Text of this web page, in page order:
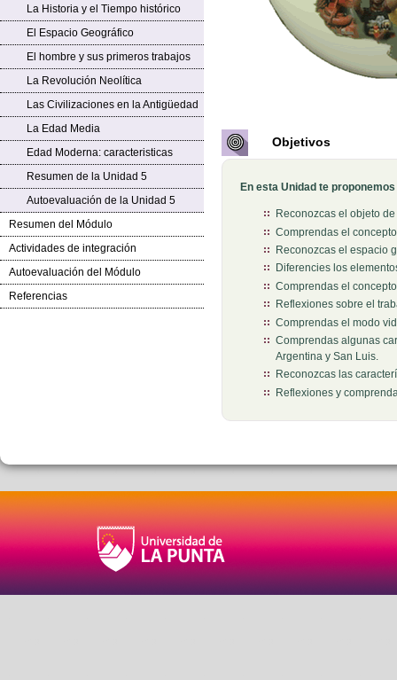
La Historia y el Tiempo histórico
El Espacio Geográfico
El hombre y sus primeros trabajos
La Revolución Neolítica
Las Civilizaciones en la Antigüedad
La Edad Media
Edad Moderna: caracteristicas
Resumen de la Unidad 5
Autoevaluación de la Unidad 5
Resumen del Módulo
Actividades de integración
Autoevaluación del Módulo
Referencias
Objetivos
En esta Unidad te
Reconozcas el objeto
Comprendas el
Reconozcas el espacio
Diferencies los
Comprendas el
Reflexiones sobre el
Comprendas el modo
Comprendas algunas
Argentina y San Luis.
Reconozcas las
Reflexiones y